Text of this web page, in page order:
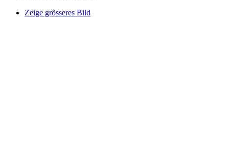
Zeige grösseres Bild